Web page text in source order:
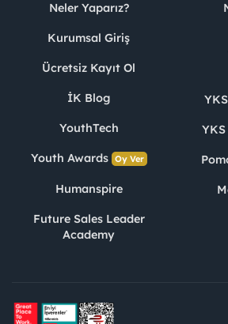
Neler Yaparız?
Kurumsal Giriş
Ücretsiz Kayıt Ol
İK Blog
YouthTech
Youth Awards Oy Ver
Humanspire
Future Sales Leader
Academy
YKS